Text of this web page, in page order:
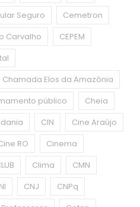
Seguro
Cemetron
Carvalho
CEPEM
Chamada Elos da Amazônia
público
Cheia
CIN
Cine Araújo
RO
Cinema
Clima
CMN
CNJ
CNPq